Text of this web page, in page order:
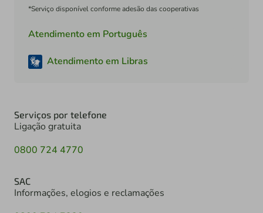
*Serviço disponível conforme adesão das cooperativas
Atendimento em Português
Atendimento em Libras
Serviços por telefone
Ligação gratuita
0800 724 4770
SAC
Informações, elogios e reclamações